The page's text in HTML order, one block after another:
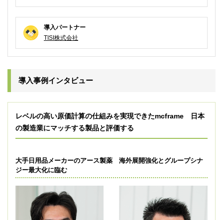
導入パートナー
TISI株式会社
導入事例インタビュー
レベルの高い原価計算の仕組みを実現できたmcframe 日本
の製造業にマッチする製品と評価する
大手日用品メーカーのアース製薬 海外展開強化とグループシナ
ジー最大化に臨む